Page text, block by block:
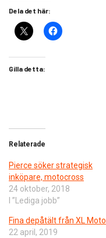
Dela det här:
Gilla detta:
Relaterade
Pierce söker strategisk
inköpare, motocross
24 oktober, 2018
I ”Lediga jobb”
Fina depåtält från XL Moto
22 april, 2019